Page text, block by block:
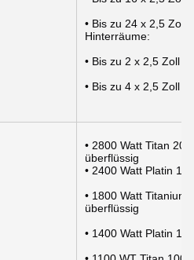
• Bis zu 24 x 2,5 Zoll
Hinterräume:
• Bis zu 2 x 2,5 Zoll
• Bis zu 4 x 2,5 Zoll
• 2800 Watt Titan
überflüssig
• 2400 Watt Platin
• 1800 Watt Titanium
überflüssig
• 1400 Watt Platin